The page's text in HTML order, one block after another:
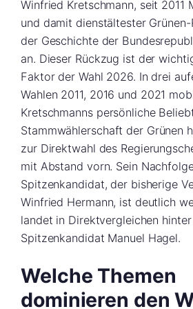
Winfried Kretschmann, seit 2011
und damit dienstältester
der Geschichte der
an. Dieser Rückzug ist der
Faktor der Wahl 2026. In drei
Wahlen 2011, 2016 und 2021
Kretschmanns persönliche
Stammwählerschaft der Grünen
zur Direktwahl des
mit Abstand vorn. Sein
Spitzenkandidat, der bisherige
Winfried Hermann, ist deutlich
landet in Direktvergleichen
Spitzenkandidat Manuel Hagel.
Welche Themen
dominieren den